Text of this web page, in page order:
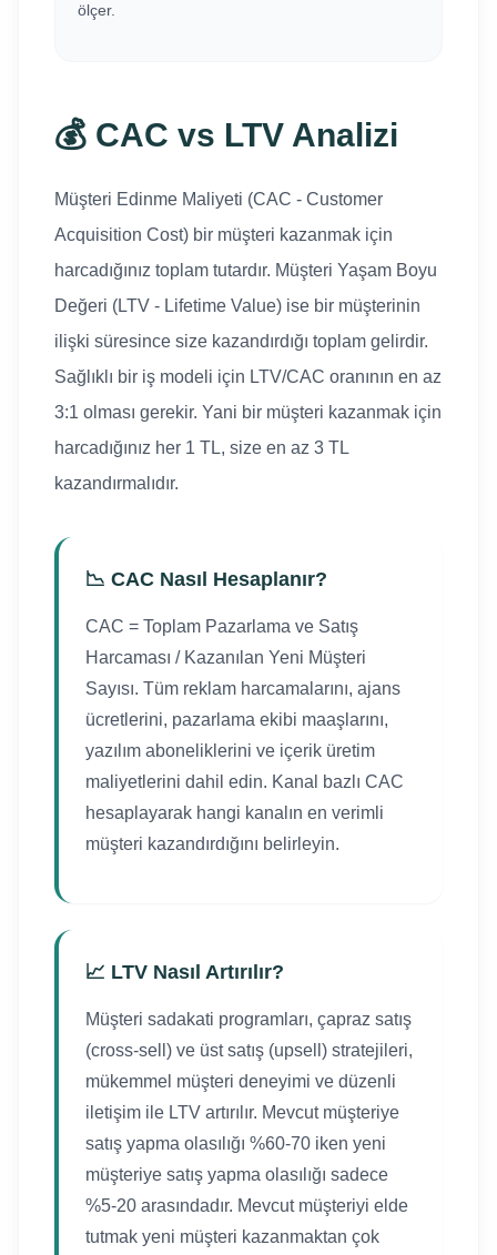
ölçer.
💰 CAC vs LTV Analizi
Müşteri Edinme Maliyeti (CAC - Customer
Acquisition Cost) bir müşteri kazanmak için
harcadığınız toplam tutardır. Müşteri Yaşam Boyu
Değeri (LTV - Lifetime Value) ise bir müşterinin
ilişki süresince size kazandırdığı toplam gelirdir.
Sağlıklı bir iş modeli için LTV/CAC oranının en az
3:1 olması gerekir. Yani bir müşteri kazanmak için
harcadığınız her 1 TL, size en az 3 TL
kazandırmalıdır.
📉 CAC Nasıl Hesaplanır?
CAC = Toplam Pazarlama ve Satış
Harcaması / Kazanılan Yeni Müşteri
Sayısı. Tüm reklam harcamalarını, ajans
ücretlerini, pazarlama ekibi maaşlarını,
yazılım aboneliklerini ve içerik üretim
maliyetlerini dahil edin. Kanal bazlı CAC
hesaplayarak hangi kanalın en verimli
müşteri kazandırdığını belirleyin.
📈 LTV Nasıl Artırılır?
Müşteri sadakati programları, çapraz satış
(cross-sell) ve üst satış (upsell) stratejileri,
mükemmel müşteri deneyimi ve düzenli
iletişim ile LTV artırılır. Mevcut müşteriye
satış yapma olasılığı %60-70 iken yeni
müşteriye satış yapma olasılığı sadece
%5-20 arasındadır. Mevcut müşteriyi elde
tutmak yeni müşteri kazanmaktan çok